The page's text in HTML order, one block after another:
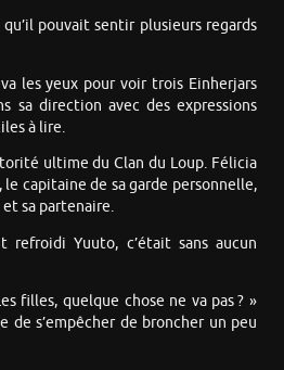
pouvait sentir plusieurs regards
les yeux pour voir trois Einherjars
sa direction avec des expressions
à lire.
ultime du Clan du Loup. Félicia
capitaine de sa garde personnelle,
sa partenaire.
refroidi Yuuto, c’était sans aucun
filles, quelque chose ne va pas ? »
de s’empêcher de broncher un peu